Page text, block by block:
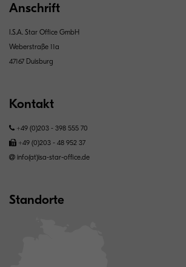
Anschrift
I.S.A. Star Office GmbH
Weberstraße 11a
47167 Duisburg
Kontakt
+49 (0)203 - 398 555 70
+49 (0)203 - 48 952 37
info(at)isa-star-office.de
Standorte